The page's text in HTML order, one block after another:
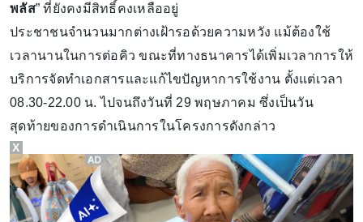
พลัส” ที่ยังคงมีสิทธิ์คงเหลืออยู่
ประชาชนจำนวนมากต่างเฝ้ารอด้วยความหวัง แม้ต้องใช้
เวลานานในการต่อคิว ขณะที่ทางธนาคารได้เพิ่มเวลาการให้
บริการจัดทำเอกสารและแก้ไขปัญหาการใช้งาน ตั้งแต่เวลา
08.30-22.00 น. ไปจนถึงวันที่ 29 พฤษภาคม ซึ่งเป็นวัน
สุดท้ายของการดำเนินการในโครงการดังกล่าว
X